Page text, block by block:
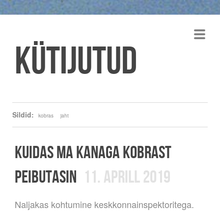
Kütijutud
Sildid: kobras jaht
KUIDAS MA KANAGA KOBRAST
PEIBUTASIN 11. APRILL 2019
Naljakas kohtumine keskkonnainspektoritega.